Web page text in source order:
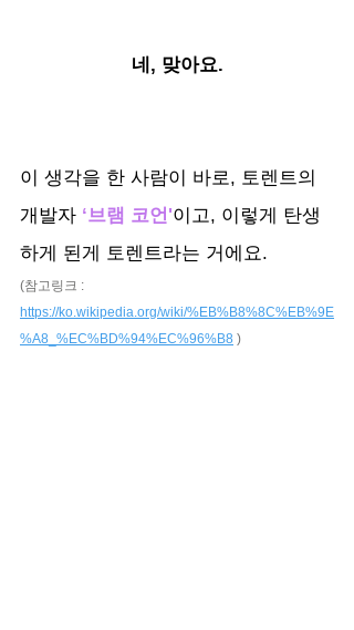
네, 맞아요.
이 생각을 한 사람이 바로, 토렌트의
개발자 ‘브램 코언'이고, 이렇게 탄생
하게 된게 토렌트라는 거에요.
(참고링크 :
https://ko.wikipedia.org/wiki/%EB%B8%8C%EB%9E
%A8_%EC%BD%94%EC%96%B8 )